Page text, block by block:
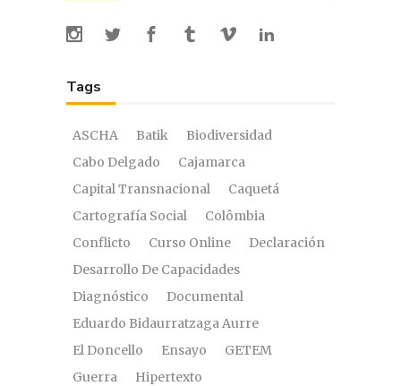
Tags
ASCHA Batik
Biodiversidad
Cabo Delgado
Cajamarca
Capital Transnacional
Caquetá
Cartografía Social
Colômbia
Conflicto
Curso Online
Declaración
Desarrollo De Capacidades
Diagnóstico
Documental
Eduardo Bidaurratzaga Aurre
El Doncello
Ensayo
GETEM
Guerra
Hipertexto